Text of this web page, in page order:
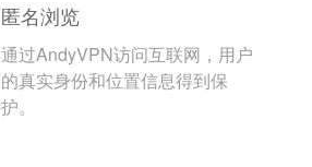
匿名浏览
通过AndyVPN访问互联网，用户
的真实身份和位置信息得到保
护。